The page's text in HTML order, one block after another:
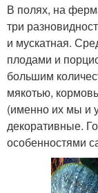
В полях, на
три
и мускатная.
плодами и
большим
мякотью,
(именно их мы и
декоративные.
особенностями